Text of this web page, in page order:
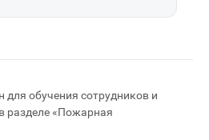
для обучения сотрудников и
разделе «Пожарная